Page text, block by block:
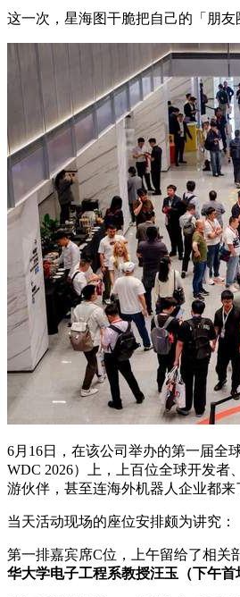
这一次，星海图干脆把自己的「朋友
6月16日，在该公司举办的第一届全
WDC 2026）上，上百位全球开发者
游伙伴，甚至连海外机器人企业都来
当天活动现场的座位安排颇为讲究：
第一排嘉宾席C位，上午留给了相关
华大学电子工程系教授汪玉（下午首